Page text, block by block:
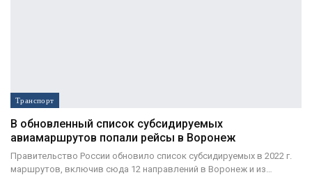
Транспорт
В обновленный список субсидируемых
авиамаршрутов попали рейсы в Воронеж
Правительство России обновило список субсидируемых в 2022 г.
маршрутов, включив сюда 12 направлений в Воронеж и из…